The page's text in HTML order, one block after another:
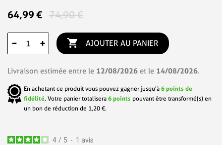
64,99 € 74,90 €
− +  AJOUTER AU PANIER
Livraison estimée entre le 12/08/2026 et le 14/08/2026.
En achetant ce produit vous pouvez gagner jusqu'à 6 points de
fidélité. Votre panier totalisera 6 points pouvant être transformé(s) en
un bon de réduction de 1,20 €.
4 / 5 - 1 avis